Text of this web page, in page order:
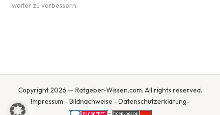
weiter zu verbessern.
Copyright 2026 — Ratgeber-Wissen.com. All rights reserved.
Impressum - Bildnachweise - Datenschutzerklärung-
-